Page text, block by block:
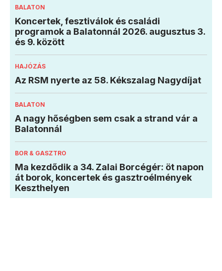
BALATON
Koncertek, fesztiválok és családi
programok a Balatonnál 2026. augusztus 3.
és 9. között
HAJÓZÁS
Az RSM nyerte az 58. Kékszalag Nagydíjat
BALATON
A nagy hőségben sem csak a strand vár a
Balatonnál
BOR & GASZTRO
Ma kezdődik a 34. Zalai Borcégér: öt napon
át borok, koncertek és gasztroélmények
Keszthelyen